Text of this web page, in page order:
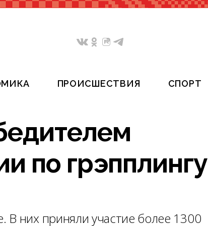
ПРОИСШЕСТВИЯ СПОРТ
по грэпплингу
В них приняли участие более 1300